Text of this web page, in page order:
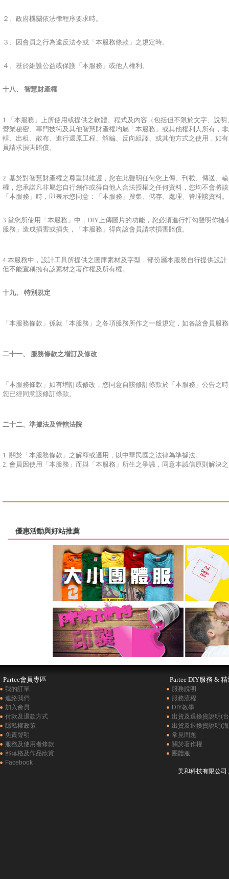
２、政府機關依法律程序要求時。
３、因會員之行為違反法令或「本服務條款」之規定時。
４、基於維護公益或保護「本服務」或他人權利。
十八、 智慧財產權
1.「本服務」上所使用或提供之軟體、程式及內容（包括但不限於文字、說
營業秘密、專門技術及其他智慧財產權均屬「本服務」或其他權利人所有，
輯、出租、散布、進行還原工程、解編、反向組譯、或其他方式之使用，如
員請求損害賠償。
2. 基於對智慧財產權之尊重與維護，您在此聲明任何您上傳、刊載、傳送、
權，您承諾凡非屬您自行創作或得自他人合法授權之任何資料，您均不會將
「本服務」時，即表示您同意：「本服務」搜集、儲存、處理、管理該資料。
3.當您所使用「本服務」中，DIY上傳圖片的功能，您必須進行打勾聲明你
服務」造成損害或損失，「本服務」得向該會員請求損害賠償。
4.本服務中，設計工具所提供之圖庫素材及字型，部份屬本服務自行提供設
但不能宣稱擁有該素材之著作權及所有權。
十九、 特別規定
「本服務條款」係就「本服務」之各項服務所作之一般規定，如各該會員服
二十一、 服務條款之增訂及修改
「本服務條款」如有增訂或修改，您同意自該修訂條款於「本服務」公告
您已經同意該修訂條款。
二十二、 準據法及管轄法院
1. 關於「本服務條款」之解釋或適用，以中華民國之法律為準據法。
2. 會員因使用「本服務」而與「本服務」所生之爭議，同意本誠信原則解決
優惠活動與好站推薦
Partee會員專區
我的訂單
連絡我們
加入會員
付款及退款方式
隱私權政策
免責聲明
服務及使用者條款
部落格及作品欣賞
Facebook
Partee DIY服務 & 精
服務說明
服務流程
DIY教學
出貨及退換貨說明(
出貨及退換貨說明(
常見問題
關於著作權
團體服
美和科技有限公